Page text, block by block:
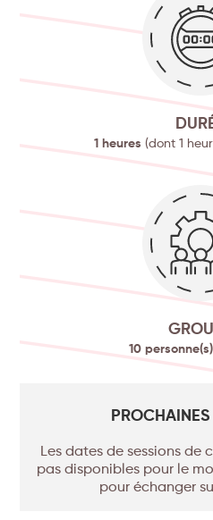
1 heures (dont 1
10 personne(s)
Les dates de sessions
pas disponibles pour le
pour échanger